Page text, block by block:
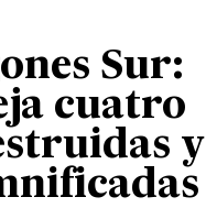
Sur:
cuatro
y